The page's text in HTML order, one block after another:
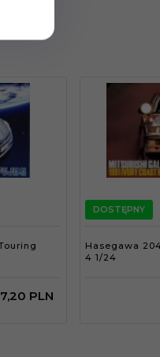
20 PLN
DOSTĘPNY
Hasegawa
4 1/24